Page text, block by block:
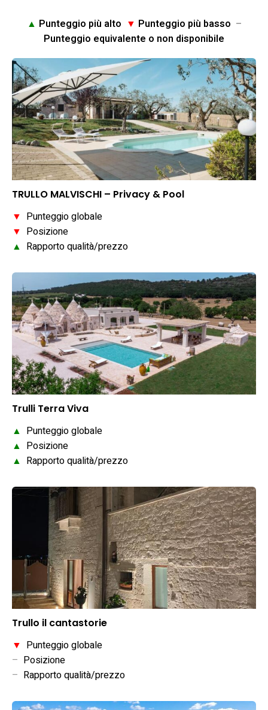
▲ Punteggio più alto ▼ Punteggio più basso –
Punteggio equivalente o non disponibile
TRULLO MALVISCHI – Privacy & Pool
▼ Punteggio globale
▼ Posizione
▲ Rapporto qualità/prezzo
Trulli Terra Viva
▲ Punteggio globale
▲ Posizione
▲ Rapporto qualità/prezzo
Trullo il cantastorie
▼ Punteggio globale
– Posizione
– Rapporto qualità/prezzo